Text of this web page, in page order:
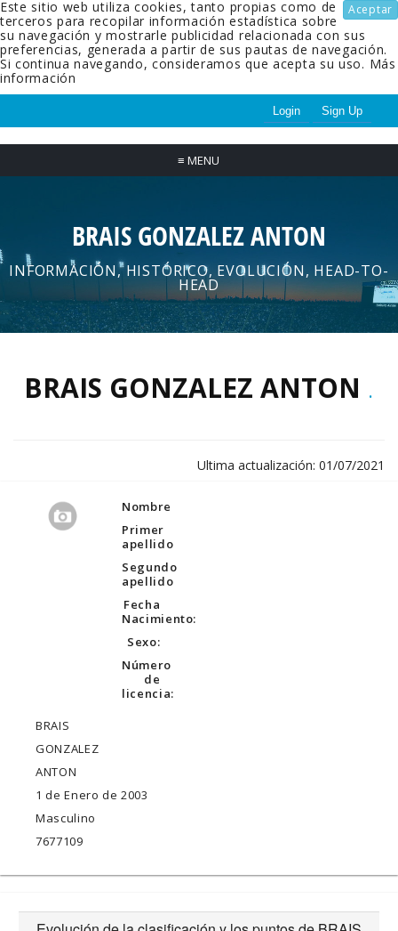
Aceptar
Este sitio web utiliza cookies, tanto propias como de
terceros para recopilar información estadística sobre
su navegación y mostrarle publicidad relacionada con sus
preferencias, generada a partir de sus pautas de navegación.
Si continua navegando, consideramos que acepta su uso. Más
información
Login Sign Up
≡ MENU
BRAIS GONZALEZ ANTON
INFORMACIÓN, HISTÓRICO, EVOLUCIÓN, HEAD-TO-
HEAD
BRAIS GONZALEZ ANTON .
Ultima actualización: 01/07/2021
Nombre
Primer
apellido
Segundo
apellido
Fecha
Nacimiento:
Sexo:
Número
de
licencia:
BRAIS
GONZALEZ
ANTON
1 de Enero de 2003
Masculino
7677109